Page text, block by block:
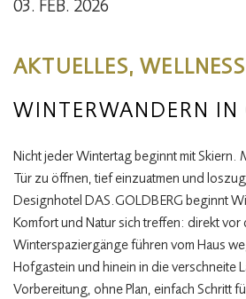
03. FEB. 2026
AKTUELLES,
WINTERWANDERN IN
Nicht jeder Wintertag beginnt mit Skiern.
Tür zu öffnen, tief einzuatmen und
Designhotel DAS.GOLDBERG beginnt
Komfort und Natur sich treffen: direkt vor
Winterspaziergänge führen vom Haus
Hofgastein und hinein in die verschneite
Vorbereitung, ohne Plan, einfach Schritt